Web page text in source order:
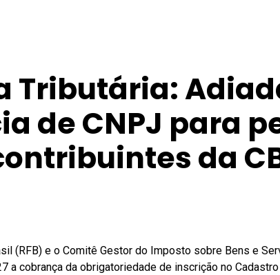
Tributária:
de CNPJ para
da
(RFB) e o Comitê Gestor do Imposto sobre Bens e
a cobrança da obrigatoriedade de inscrição no